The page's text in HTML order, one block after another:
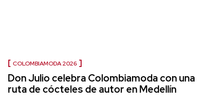
COLOMBIAMODA 2026
Don Julio celebra Colombiamoda con una
ruta de cócteles de autor en Medellín